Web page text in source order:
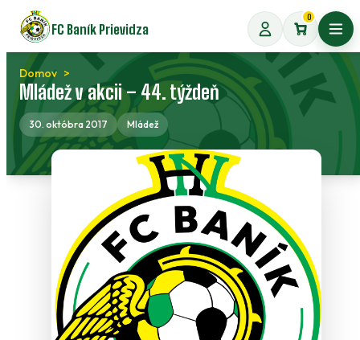
Preskočiť
na
obsah
FC Baník Prievidza
0
Domov
Mládež v akcii – 44. týždeň
30. októbra 2017 Mládež